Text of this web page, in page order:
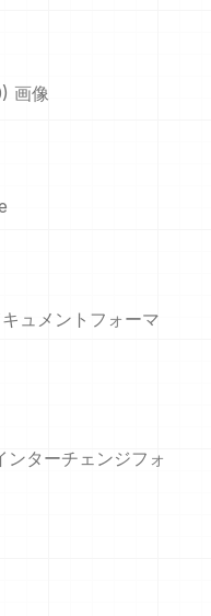
画像
ュメントフォーマ
ターチェンジフォ